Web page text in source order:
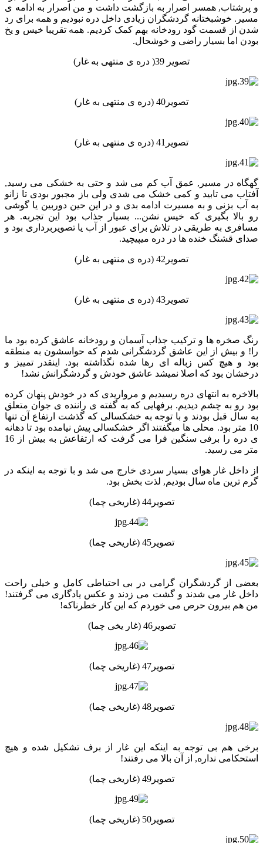
و پرشتاب, همسر اصرار به بازگشت داشت و من اصرار به ادامه ی
مسیر. خوشبختانه گردشگران زیادی داخل دره نبودیم و همه برای رد
شدن از قسمت گود رودخانه بهم کمک کردیم. همه تقریبا خیس و یخ
بودن اما بسیار راضی و خوشحال.
تصویر 39( دره ی منتهی به غار)
تصویر40 (دره ی منتهی به غار)
تصویر41 (دره ی منتهی به غار)
گهگاه در مسیر, عمق آب کم می شد و حتی به خشکی می رسید,
آفتاب می تابید و کمی خشک می شدی ولی باز مجبور بودی تا زانو
به آب بزنی و به مسیرت ادامه بدی و در این حین دوربین یا گوشی
رو بالا بگیری که خیس نشن... بسیار جذاب بود این تجربه. هر
مسافری به طریقی در تلاش برای عبور از آب یا تصویربرداری بود و
صدای قشنگ خنده ها در دره میپیچید.
تصویر42 (دره ی منتهی به غار)
تصویر43 (دره ی منتهی به غار)
رنگ صخره ها و ترکیب جذاب آسمان و رودخانه عاشق کرده بود ما
را! و بیش از این عاشق گردشگرانی شدم که حواسشون به منطقه
بود و هیچ کس زباله ای رها شده نگذاشته بود. اینقدر تمییز و
درخشان بود که اصلا نمیشد عاشق خودش و گردشگرانش نشد!
بالاخره به انتهای دره رسیدیم و مرواریدی که در خودش پنهان کرده
بود رو به چشم دیدیم. برفهایی که به گفته ی راننده ی جوان متعلق
به سال قبل بودند و با توجه به خشکسالی که گذشت ارتفاع آن تنها
10 متر بود. محلی ها میگفتند اگر خشکسالی پیش نیامده بود تا دهانه
ی دره را برفی سنگین فرا می گرفت که ارتفاعش به بیش از 16
متر می رسید.
از داخل غار هوای بسیار سردی خارج می شد و با توجه به اینکه در
گرم ترین ماه سال بودیم, لذت بخش بود.
تصویر44 (غاریخی چما)
تصویر45 (غاریخی چما)
بعضی از گردشگران گرامی در بی احتیاطی کامل و خیلی راحت
داخل غار می شدند و گشت می زدند و عکس یادگاری می گرفتند!
من هم بیرون حرص می خوردم که این کار خطرناکه!
تصویر46 (غار یخی چما)
تصویر47 (غاریخی چما)
تصویر48 (غاریخی چما)
برخی هم بی توجه به اینکه این غار از برف تشکیل شده و هیچ
استحکامی نداره, از آن بالا می رفتند!
تصویر49 (غاریخی چما)
تصویر50 (غاریخی چما)